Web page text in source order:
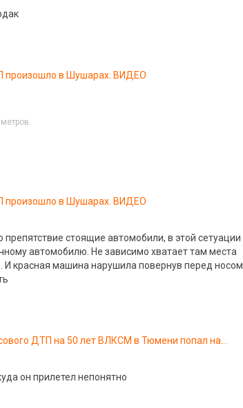
произошло в Шушарах. ВИДЕО
произошло в Шушарах. ВИДЕО
стоящие автомобили, в этой сетуации
автомобилю. Не зависимо хватает там места
красная машина нарушила повернув перед носом.
ДТП на 50 лет ВЛКСМ в Тюмени попал на
он прилетел непонятно